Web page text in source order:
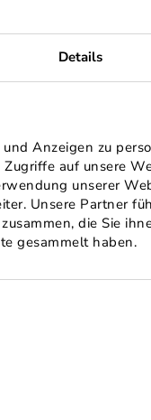
Details
Anzeigen zu
auf unsere
unserer
Unsere Partner
die Sie
gesammelt haben.